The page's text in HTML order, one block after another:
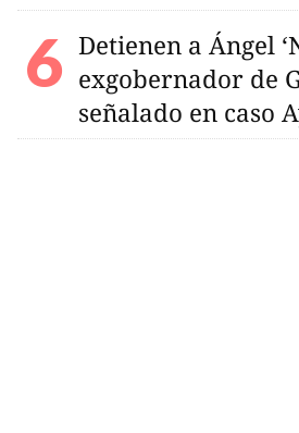
Detienen a Ángel
exgobernador de
señalado en caso